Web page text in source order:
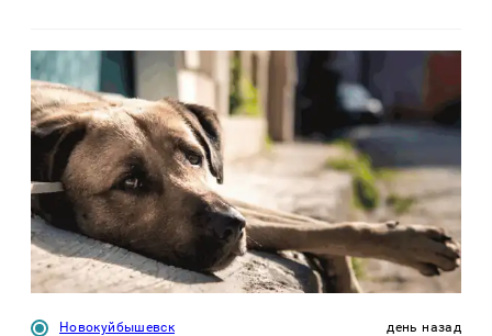
Новокуйбышевск день назад